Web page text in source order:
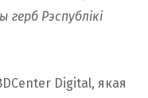
Рэспублікі
Digital, якая